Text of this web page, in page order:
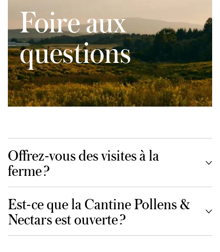
Foire aux
questions
Offrez-vous des visites à la
ferme ?
Est-ce que la Cantine Pollens &
Nectars est ouverte ?